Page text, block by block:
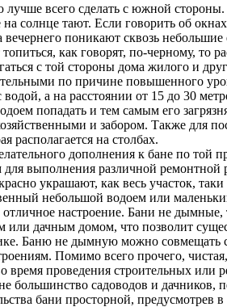
всего сделать с южной
солнце тают. Если говорить об
поникают сквозь
как говорят, по-черному, то
с той стороны дома жилого и
по причине повышенного
а на расстоянии от 15 до 30
попадать и тем самым его
и забором. Также для
располагается на столбах.
дополнения к бане по той
выполнения различной ремонтной
украшают, как весь участок,
небольшой водоем или
настроение. Бани не
дачным домом, что позволит
Баню не дымную можно совмещать
Помимо всего прочего,
время проведения строительных
большинство садоводов и
бани просторной,